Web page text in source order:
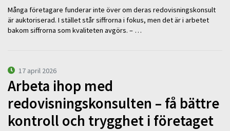
Många företagare funderar inte över om deras redovisningskonsult
är auktoriserad. I stället står siffrorna i fokus, men det är i arbetet
bakom siffrorna som kvaliteten avgörs. – …
17 april 2026
Arbeta ihop med
redovisningskonsulten – få bättre
kontroll och trygghet i företaget